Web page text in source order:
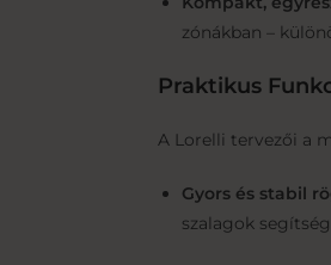
zónákban –
Praktikus
A Lorelli tervezői a
Gyors és stabil
szalagok